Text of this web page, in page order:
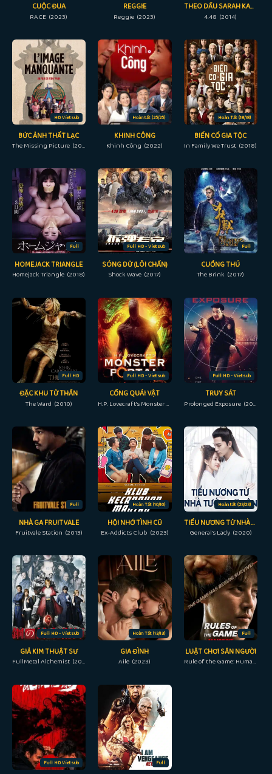
CUỘC ĐUA
RACE (2023)
REGGIE
Reggie (2023)
THEO DẤU SARAH KANE
4.48 (2014)
HD Vietsub
BỨC ẢNH THẤT LẠC
The Missing Picture (2013)
Hoàn tất (25/25)
KHINH CÔNG
Khinh Công (2022)
Hoàn Tất (18/18)
BIẾN CỐ GIA TỘC
In Family We Trust (2018)
Full
HOMEJACK TRIANGLE
Homejack Triangle (2018)
Full HD - Vietsub
SÓNG DỮ (LÔI CHẤN)
Shock Wave (2017)
Full
CUỒNG THÚ
The Brink (2017)
Full HD
ĐẶC KHU TỬ THẦN
The Ward (2010)
Full HD - Vietsub
CỔNG QUÁI VẬT
H.P. Lovecraft's Monster Portal (2022)
Full HD - Vietsub
TRUY SÁT
Prolonged Exposure (2018)
Full
NHÀ GA FRUITVALE
Fruitvale Station (2013)
Hoàn Tất (10/10)
HỘI NHỚ TÌNH CŨ
Ex-Addicts Club (2023)
Hoàn tất (23/23)
TIỂU NƯƠNG TỬ NHÀ TƯỚNG QUÂN
General's Lady (2020)
Full HD - Vietsub
GIẢ KIM THUẬT SƯ
FullMetal Alchemist (2017)
Hoàn Tất (13/13)
GIA ĐÌNH
Aile (2023)
Full
LUẬT CHƠI SĂN NGƯỜI
Rule of the Game: Human Hunting (2021)
Full HD Vietsub Full